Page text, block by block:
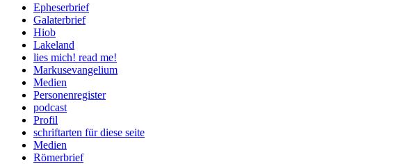
Epheserbrief
Galaterbrief
Hiob
Lakeland
lies mich! read me!
Markusevangelium
Medien
Personenregister
podcast
Profil
schriftarten für diese seite
Medien
Römerbrief